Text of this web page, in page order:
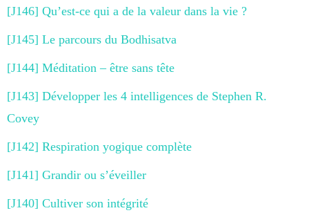
[J146] Qu’est-ce qui a de la valeur dans la vie ?
[J145] Le parcours du Bodhisatva
[J144] Méditation – être sans tête
[J143] Développer les 4 intelligences de Stephen R.
Covey
[J142] Respiration yogique complète
[J141] Grandir ou s’éveiller
[J140] Cultiver son intégrité